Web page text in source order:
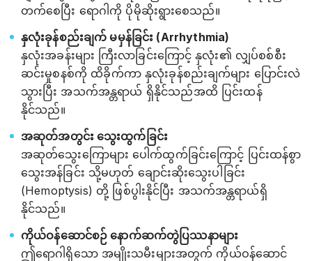
တက်စေပြီး ရောဂါကို ပိုမိုဆိုးရွားစေသည်။
နှလုံးခုန်စည်းချက် မမှန်ခြင်း (Arrhythmia)
နှလုံးအခန်းများ ကြီးလာခြင်းကြောင့် နှလုံး၏ လျှပ်စစ်စီး
ဆင်းမှုစနစ်ကို ထိခိုက်ကာ နှလုံးခုန်စည်းချက်များ ပြောင်းလဲ
သွားပြီး အသက်အန္တရာယ် ရှိနိုင်သည်အထိ ပြင်းထန်
နိုင်သည်။
အဆုတ်အတွင်း သွေးထွက်ခြင်း
အဆုတ်သွေးကြောများ ပေါက်ထွက်ခြင်းကြောင့် ပြင်းထန်စွာ
သွေးအန်ခြင်း သို့မဟုတ် ချောင်းဆိုးသွေးပါခြင်း
(Hemoptysis) တို့ ဖြစ်ပွါးနိုင်ပြီး အသက်အန္တရာယ်ရှိ
နိုင်သည်။
ကိုယ်ဝန်ဆောင်စဉ် နောက်ဆက်တွဲပြဿနာများ
ဤရောဂါရှိသော အမျိုးသမီးများအတွက် ကိုယ်ဝန်ဆောင်